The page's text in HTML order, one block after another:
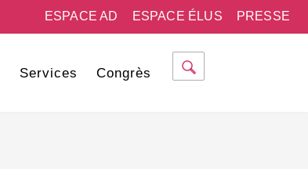
PRESSE
ESPACE ÉLUS
ESPACE AD
Services Congrès